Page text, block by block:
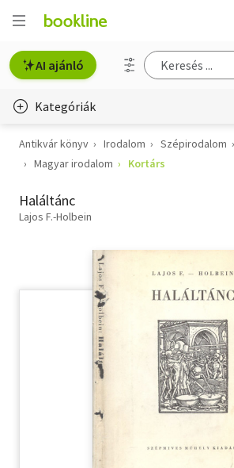
AI ajánló
Kategóriák
Életmód, egészség
Gyermek- és ifjúsági
Hobbi, szabadidő
Szótár, nyelvkönyv
Tankönyv, segédkönyv
Antikvár könyv Irodalom Szépirodalom
Magyar irodalom
Kortárs
Haláltánc
Lajos F.-Holbein